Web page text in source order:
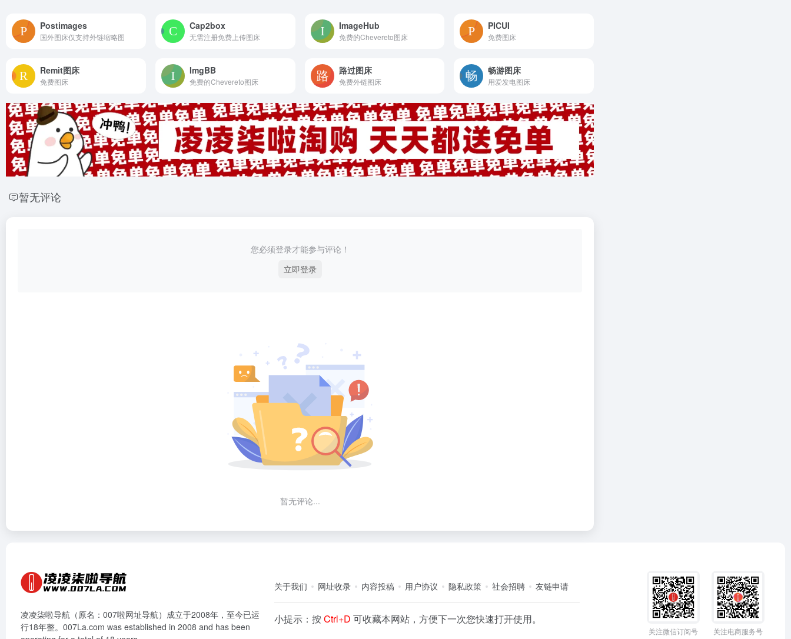
Postimages
国外图床仅支持外链缩略图
Cap2box
无需注册免费上传图床
ImageHub
免费的Chevereto图床
PICUI
免费图床
Remit图床
免费图床
ImgBB
免费的Chevereto图床
路过图床
免费外链图床
畅游图床
用爱发电图床
暂无评论
您必须登录才能参与评论！
立即登录
暂无评论...
凌凌柒啦导航（原名：007啦网址导航）成立于2008年，至今已运
行18年整。007La.com was established in 2008 and has been
关于我们 网址收录 内容投稿 用户协议 隐私政策 社会招聘 友链申请
小提示：按Ctrl+D可收藏本网站，方便下一次您快速打开使用。
关注微信订阅号 关注电商服务号